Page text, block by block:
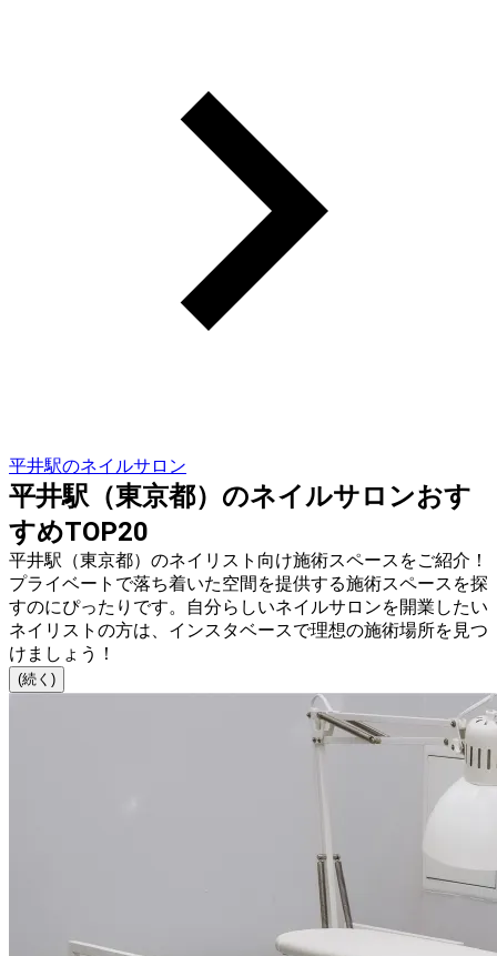
平井駅のネイルサロン
平井駅（東京都）のネイルサロンおす
すめTOP20
平井駅（東京都）のネイリスト向け施術スペースをご紹介！
プライベートで落ち着いた空間を提供する施術スペースを探
すのにぴったりです。自分らしいネイルサロンを開業したい
ネイリストの方は、インスタベースで理想の施術場所を見つ
けましょう！
(続く)